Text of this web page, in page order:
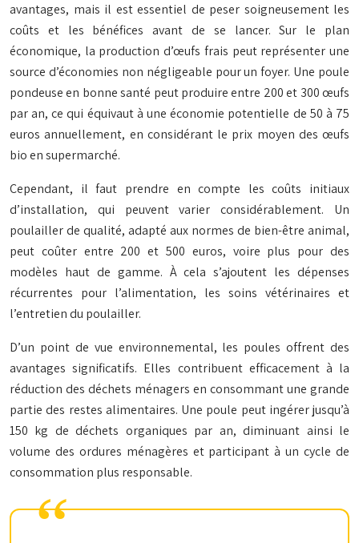
avantages, mais il est essentiel de peser soigneusement les
coûts et les bénéfices avant de se lancer. Sur le plan
économique, la production d’œufs frais peut représenter une
source d’économies non négligeable pour un foyer. Une poule
pondeuse en bonne santé peut produire entre 200 et 300 œufs
par an, ce qui équivaut à une économie potentielle de 50 à 75
euros annuellement, en considérant le prix moyen des œufs
bio en supermarché.
Cependant, il faut prendre en compte les coûts initiaux
d’installation, qui peuvent varier considérablement. Un
poulailler de qualité, adapté aux normes de bien-être animal,
peut coûter entre 200 et 500 euros, voire plus pour des
modèles haut de gamme. À cela s’ajoutent les dépenses
récurrentes pour l’alimentation, les soins vétérinaires et
l’entretien du poulailler.
D’un point de vue environnemental, les poules offrent des
avantages significatifs. Elles contribuent efficacement à la
réduction des déchets ménagers en consommant une grande
partie des restes alimentaires. Une poule peut ingérer jusqu’à
150 kg de déchets organiques par an, diminuant ainsi le
volume des ordures ménagères et participant à un cycle de
consommation plus responsable.